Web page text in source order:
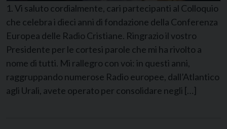
1. Vi saluto cordialmente, cari partecipanti al Colloquio
che celebra i dieci anni di fondazione della Conferenza
Europea delle Radio Cristiane. Ringrazio il vostro
Presidente per le cortesi parole che mi ha rivolto a
nome di tutti. Mi rallegro con voi: in questi anni,
raggruppando numerose Radio europee, dall’Atlantico
agli Urali, avete operato per consolidare negli […]